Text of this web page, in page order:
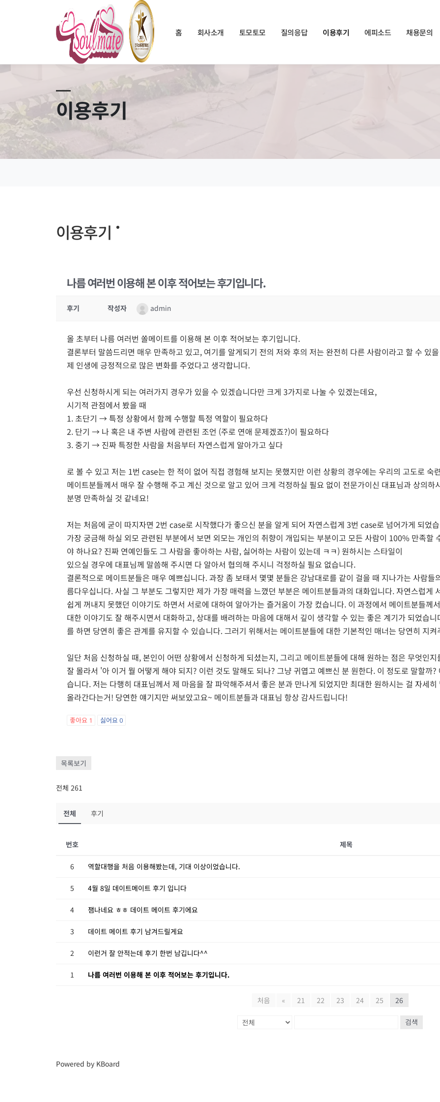
홈 회사소개 토모토모 질의응답 이용후기 에피소드 채용문의
이용후기
이용후기
나름 여러번 이용해 본 이후 적어보는 후기입니다.
후기 작성자 admin
올 초부터 나름 여러번 쏠메이트를 이용해 본 이후 적어보는 후기입니다.
결론부터 말씀드리면 매우 만족하고 있고, 여기를 알게되기 전의 저와 후의 저는 완전히 다른 사람이라고 할 수 있
제 인생에 긍정적으로 많은 변화를 주었다고 생각합니다.
우선 신청하시게 되는 여러가지 경우가 있을 수 있겠습니다만 크게 3가지로 나눌 수 있겠는데요,
시기적 관점에서 봤을 때
1. 초단기 → 특정 상황에서 함께 수행할 특정 역할이 필요하다
2. 단기 → 나 혹은 내 주변 사람에 관련된 조언 (주로 연애 문제겠죠?)이 필요하다
3. 중기 → 진짜 특정한 사람을 처음부터 자연스럽게 알아가고 싶다
로 볼 수 있고 저는 1번 case는 한 적이 없어 직접 경험해 보지는 못했지만 이런 상황의 경우에는 우리의 고도로 숙
메이트분들께서 매우 잘 수행해 주고 계신 것으로 알고 있어 크게 걱정하실 필요 없이 전문가이신 대표님과 상의하
분명 만족하실 것 같네요!
저는 처음에 굳이 따지자면 2번 case로 시작했다가 좋으신 분을 알게 되어 자연스럽게 3번 case로 넘어가게 되었
가장 궁금해 하실 외모 관련된 부분에서 보면 외모는 개인의 취향이 개입되는 부분이고 모든 사람이 100% 만족할
야 하나요? 진짜 연예인들도 그 사람을 좋아하는 사람, 싫어하는 사람이 있는데 ㅋㅋ) 원하시는 스타일이
있으실 경우에 대표님께 말씀해 주시면 다 알아서 협의해 주시니 걱정하실 필요 없습니다.
결론적으로 메이트분들은 매우 예쁘십니다. 과장 좀 보태서 몇몇 분들은 강남대로를 같이 걸을 때 지나가는 사람
름다우십니다. 사실 그 부분도 그렇지만 제가 가장 매력을 느꼈던 부분은 메이트분들과의 대화입니다. 자연스럽게
쉽게 꺼내지 못했던 이야기도 하면서 서로에 대하여 알아가는 즐거움이 가장 컸습니다. 이 과정에서 메이트분들께
대한 이야기도 잘 해주시면서 대화하고, 상대를 배려하는 마음에 대해서 깊이 생각할 수 있는 좋은 계기가 되었습
를 하면 당연히 좋은 관계를 유지할 수 있습니다. 그러기 위해서는 메이트분들에 대한 기본적인 매너는 당연히 지
일단 처음 신청하실 때, 본인이 어떤 상황에서 신청하게 되셨는지, 그리고 메이트분들에 대해 원하는 점은 무엇인
잘 몰라서 '아 이거 뭘 어떻게 해야 되지? 이런 것도 말해도 되나? 그냥 귀엽고 예쁘신 분 원한다. 이 정도로 말할까
습니다. 저는 다행히 대표님께서 제 마음을 잘 파악해주셔서 좋은 분과 만나게 되었지만 최대한 원하시는 걸 자세
올라간다는거! 당연한 얘기지만 써보았고요~ 메이트분들과 대표님 항상 감사드립니다!
좋아요 1 싫어요0
목록보기
전체 261
전체 후기
번호 제목
6 역할대행을 처음 이용해봤는데, 기대 이상이었습니다.
5 4월 8일 데이트메이트 후기 입니다
4 잼나네요 ㅎㅎ 데이트 메이트 후기에요
3 데이트 메이트 후기 남겨드릴게요
2 이런거 잘 안적는데 후기 한번 남깁니다^^
1 나름 여러번 이용해 본 이후 적어보는 후기입니다.
처음 « 21 22 23 24 25 26
검색
Powered by KBoard